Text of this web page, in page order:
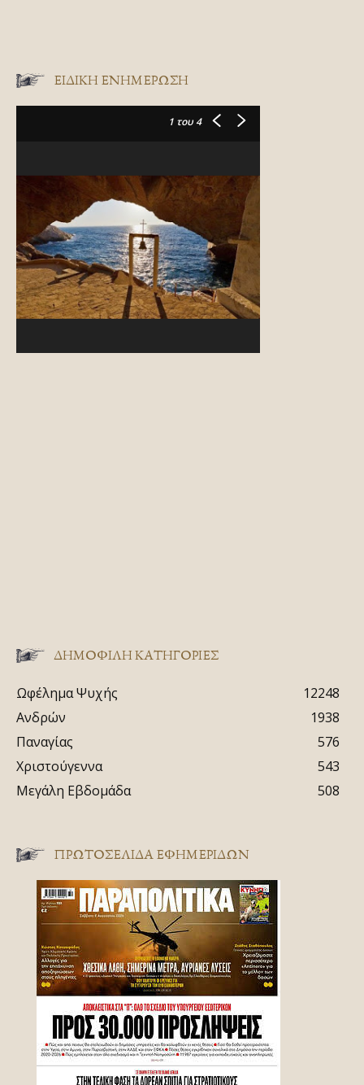
ΕΙΔΙΚΉ ΕΝΗΜΈΡΩΣΗ
1 του 4
ΔΗΜΟΦΙΛΗ ΚΑΤΗΓΟΡΙΕΣ
Ωφέλημα Ψυχής
12248
Ανδρών
1938
Παναγίας
576
Χριστούγεννα
543
Μεγάλη Εβδομάδα
508
ΠΡΩΤΟΣΈΛΙΔΑ ΕΦΗΜΕΡΊΔΩΝ